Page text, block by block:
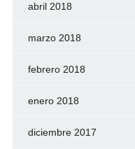
abril 2018
marzo 2018
febrero 2018
enero 2018
diciembre 2017